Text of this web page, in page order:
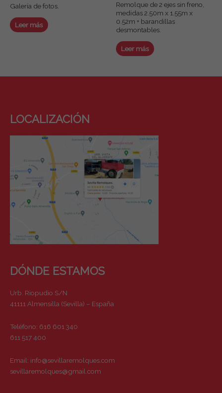
Galería de fotos.
Leer más
Remolque de 2 ejes sin freno,
medidas 2.50m x 1.55m x
0.52m + barandillas
desmontables.
Leer más
LOCALIZACIÓN
DÓNDE ESTAMOS
Urb. Riopudio S/N
41111 Almensilla (Sevilla) – España
Teléfono: 616 601 340
611 517 400
Email: info@sevillaremolques.com
sevillaremolques@gmail.com